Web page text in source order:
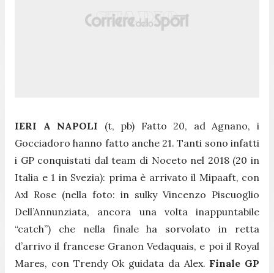
IERI A NAPOLI (t, pb) Fatto 20, ad Agnano, i
Gocciadoro hanno fatto anche 21. Tanti sono infatti
i GP conquistati dal team di Noceto nel 2018 (20 in
Italia e 1 in Svezia): prima è arrivato il Mipaaft, con
Axl Rose (nella foto: in sulky Vincenzo Piscuoglio
Dell’Annunziata, ancora una volta inappuntabile
“catch”) che nella finale ha sorvolato in retta
d’arrivo il francese Granon Vedaquais, e poi il Royal
Mares, con Trendy Ok guidata da Alex. Finale GP